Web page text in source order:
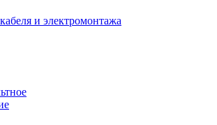
и электромонтажа